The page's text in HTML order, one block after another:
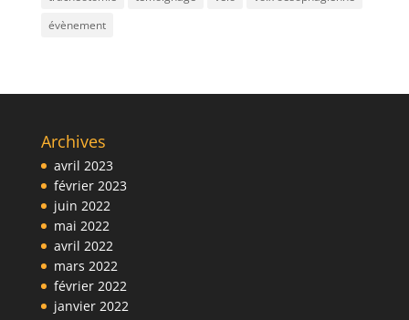
évènement
Archives
avril 2023
février 2023
juin 2022
mai 2022
avril 2022
mars 2022
février 2022
janvier 2022